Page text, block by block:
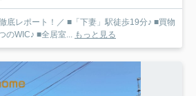
底レポート！／ ■「下妻」駅徒歩19分♪ ■買物
のWIC♪ ■全居室... もっと見る